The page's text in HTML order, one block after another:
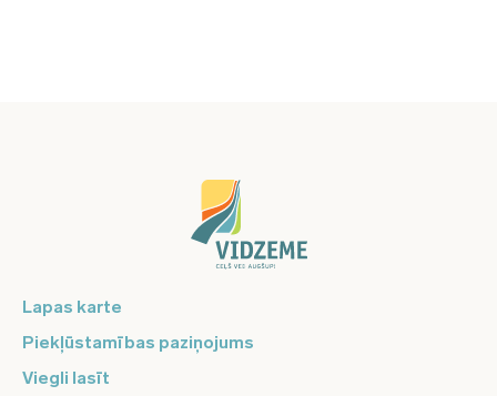
Lapas karte
Piekļūstamības paziņojums
Viegli lasīt